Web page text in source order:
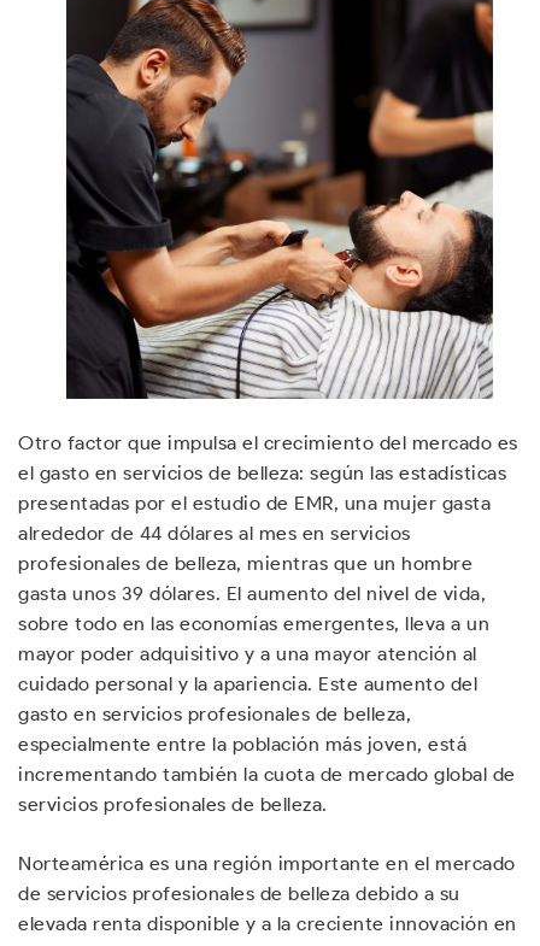
Otro factor que impulsa el crecimiento del mercado es
el gasto en servicios de belleza: según las estadísticas
presentadas por el estudio de EMR, una mujer gasta
alrededor de 44 dólares al mes en servicios
profesionales de belleza, mientras que un hombre
gasta unos 39 dólares. El aumento del nivel de vida,
sobre todo en las economías emergentes, lleva a un
mayor poder adquisitivo y a una mayor atención al
cuidado personal y la apariencia. Este aumento del
gasto en servicios profesionales de belleza,
especialmente entre la población más joven, está
incrementando también la cuota de mercado global de
servicios profesionales de belleza.
Norteamérica es una región importante en el mercado
de servicios profesionales de belleza debido a su
elevada renta disponible y a la creciente innovación en